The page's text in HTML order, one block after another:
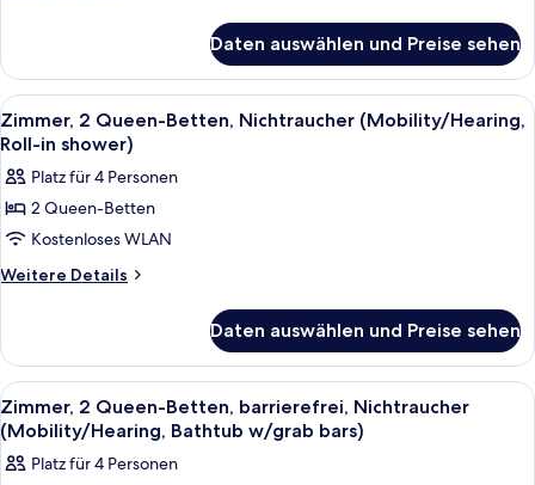
2 Queen-
Betten,
Nichtraucher
Daten auswählen und Preise sehen
Alle
Fotos
für
Zimmer,
2 Queen-
Betten,
Nichtraucher
in
shower)
anzeigen
Ein Hotelzimmer mit zwei Betten,
4
Zimmer, 2 Queen-Betten, Nichtraucher (Mobility/Hearing,
Roll-in shower)
Platz für 4 Personen
2 Queen-Betten
Kostenloses WLAN
Weitere Details
Weitere
2 Queen-
Betten,
Nichtraucher
(Mobility/Hearing,
Roll-
in
Daten auswählen und Preise sehen
Alle
Fotos
für
Zimmer,
Ein Hotelzimmer mit zwei Betten,
4
Zimmer, 2 Queen-Betten, barrierefrei, Nichtraucher
(Mobility/Hearing, Bathtub w/grab bars)
Platz für 4 Personen